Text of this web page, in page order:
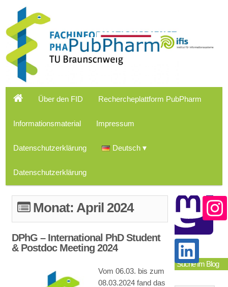
Über den FID Rechercheplattform PubPharm
Informationsmaterial Impressum
Datenschutzerklärung Deutsch
Datenschutzerklärung
Monat:April 2024
DPhG – International PhD Student
& Postdoc Meeting 2024
Vom 06.03. bis zum
08.03.2024 fand das
Suche Im Blog